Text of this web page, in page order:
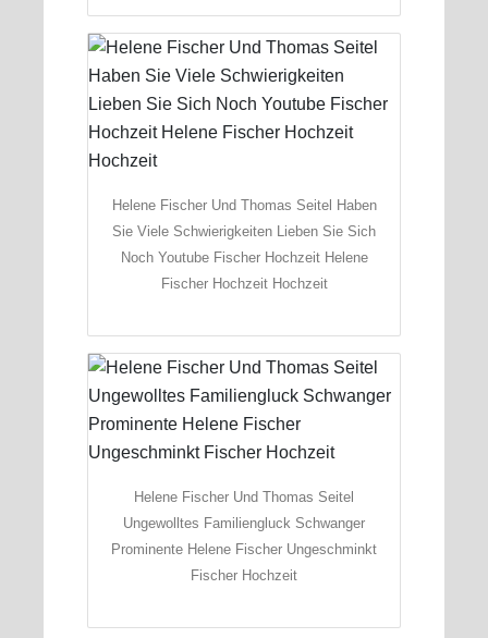
Helene Fischer Und Thomas Seitel Haben
Sie Viele Schwierigkeiten Lieben Sie Sich
Noch Youtube Fischer Hochzeit Helene
Fischer Hochzeit Hochzeit
Helene Fischer Und Thomas Seitel
Ungewolltes Familiengluck Schwanger
Prominente Helene Fischer Ungeschminkt
Fischer Hochzeit